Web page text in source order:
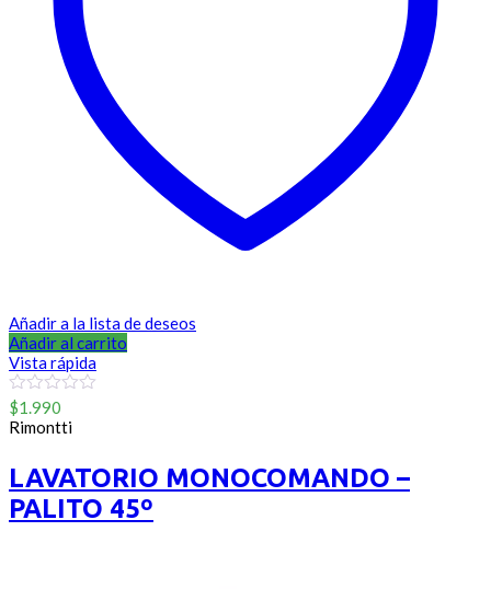
Añadir a la lista de deseos
Añadir al carrito
Vista rápida
0
out
of
$1.990
Rimontti
LAVATORIO MONOCOMANDO –
PALITO 45º